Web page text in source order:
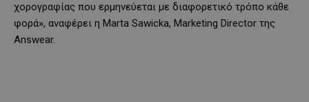
χορογραφίας που ερμηνεύεται με διαφορετικό τρόπο κάθε
φορά», αναφέρει η Marta Sawicka, Marketing Director της
Answear.